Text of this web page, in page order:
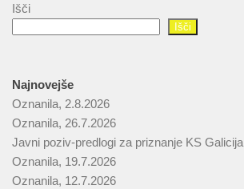
Išči
Išči
Najnovejše
Oznanila, 2.8.2026
Oznanila, 26.7.2026
Javni poziv-predlogi za priznanje KS Galicija
Oznanila, 19.7.2026
Oznanila, 12.7.2026